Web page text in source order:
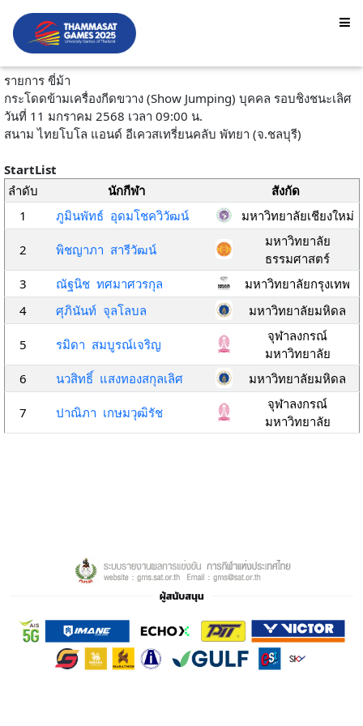
รายการ ขี่ม้า
กระโดดข้ามเครื่องกีดขวาง (Show Jumping) บุคคล รอบชิงชนะเลิศ
วันที่ 11 มกราคม 2568 เวลา 09:00 น.
สนาม ไทยโบโล แอนด์ อีเควสเทรี่ยนคลับ พัทยา (จ.ชลบุรี)
StartList
ลำดับ
นักกีฬา
สังกัด
1
ภูมินพัทธ์ อุดมโชควิวัฒน์ มหาวิทยาลัยเชียงใหม่
2 พิชญาภา สารีวัฒน์
มหาวิทยาลัย
ธรรมศาสตร์
3
ณัฐนิช ทศมาศวรกุล
มหาวิทยาลัยกรุงเทพ
4
ศุภินันท์ จุลโลบล มหาวิทยาลัยมหิดล
5 รมิดา สมบูรณ์เจริญ
จุฬาลงกรณ์
มหาวิทยาลัย
6
นวสิทธิ์ แสงทองสกุลเลิศ มหาวิทยาลัยมหิดล
7 ปาณิภา เกษมวุฒิรัช
จุฬาลงกรณ์
มหาวิทยาลัย